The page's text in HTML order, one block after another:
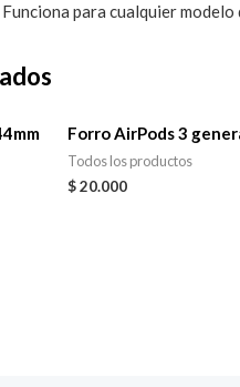
para cualquier
Forro AirPods 3
Todos los productos
$20.000